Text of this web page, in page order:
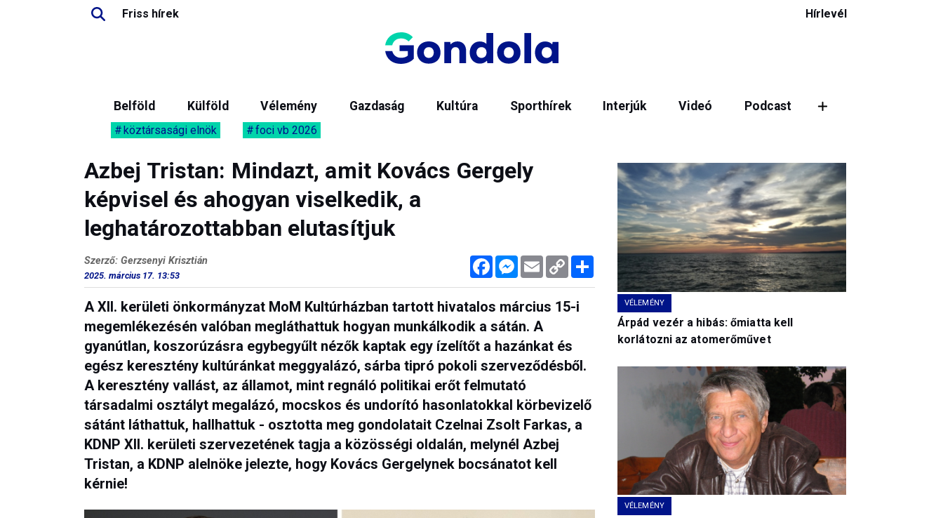
Friss hírek Hírlevél
Belföld Külföld Vélemény Gazdaság Kultúra Sporthírek Interjúk Videó Podcast
köztársasági elnök foci vb 2026
Azbej Tristan: Mindazt, amit Kovács Gergely
képvisel és ahogyan viselkedik, a
leghatározottabban elutasítjuk
FacebookMessenger
Email Copy
Link
Megosztás
Szerző: Gerzsenyi Krisztián
2025. március 17. 13:53
A XII. kerületi önkormányzat MoM Kultúrházban tartott hivatalos március 15-i
megemlékezésén valóban megláthattuk hogyan munkálkodik a sátán. A
gyanútlan, koszorúzásra egybegyűlt nézők kaptak egy ízelítőt a hazánkat és
egész keresztény kultúránkat meggyalázó, sárba tipró pokoli szerveződésből.
A keresztény vallást, az államot, mint regnáló politikai erőt felmutató
társadalmi osztályt megalázó, mocskos és undorító hasonlatokkal körbevizelő
sátánt láthattuk, hallhattuk - osztotta meg gondolatait Czelnai Zsolt Farkas, a
KDNP XII. kerületi szervezetének tagja a közösségi oldalán, melynél Azbej
Tristan, a KDNP alelnöke jelezte, hogy Kovács Gergelynek bocsánatot kell
kérnie!
VÉLEMÉNY
Árpád vezér a hibás: őmiatta kell
korlátozni az atomerőművet
VÉLEMÉNY